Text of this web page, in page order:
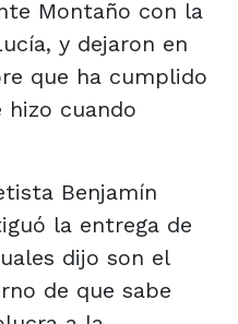
Montaño con la
y dejaron en
que ha cumplido
hizo cuando
Benjamín
la entrega de
dijo son el
de que sabe